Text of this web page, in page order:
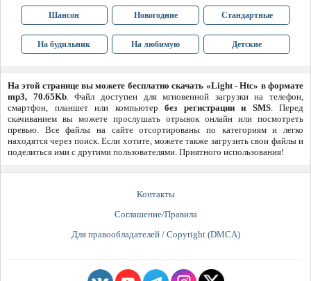
Шансон Новогодние Стандартные
На будильник На любимую Детские
На этой странице вы можете бесплатно скачать «Light - Htc» в формате
mp3, 70.65Kb. Файл доступен для мгновенной загрузки на телефон,
смартфон, планшет или компьютер без регистрации и SMS. Перед
скачиванием вы можете прослушать отрывок онлайн или посмотреть
превью. Все файлы на сайте отсортированы по категориям и легко
находятся через поиск. Если хотите, можете также загрузить свои файлы и
поделиться ими с другими пользователями. Приятного использования!
Контакты
Соглашение/Правила
Для правообладателей / Copyright (DMCA)